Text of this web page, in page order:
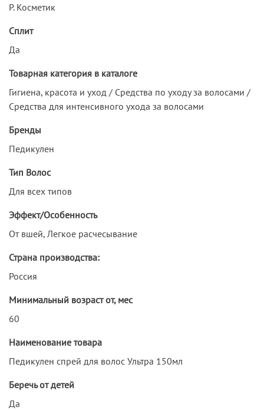
Р. Косметик
Сплит
Да
Товарная категория в каталоге
Гигиена, красота и уход / Средства по уходу за волосами /
Средства для интенсивного ухода за волосами
Бренды
Педикулен
Тип Волос
Для всех типов
Эффект/Особенность
От вшей, Легкое расчесывание
Страна производства:
Россия
Минимальный возраст от, мес
60
Наименование товара
Педикулен спрей для волос Ультра 150мл
Беречь от детей
Да